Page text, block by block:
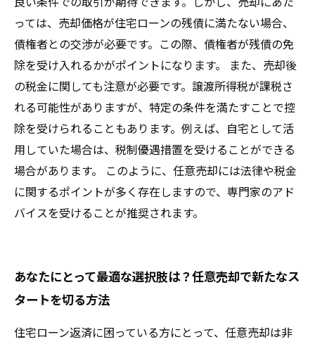
っては、売却価格が住宅ローンの残債に満たない場合、
債権者との交渉が必要です。この際、債権者が残債の免
除を受け入れるかがポイントになります。 また、売却後
の税金に関しても注意が必要です。譲渡所得税が課税さ
れる可能性がありますが、特定の条件を満たすことで控
除を受けられることもあります。例えば、自宅として活
用していた場合は、税制優遇措置を受けることができる
場合があります。 このように、任意売却には法律や税金
に関するポイントが多く存在しますので、専門家のアド
バイスを受けることが推奨されます。
あなたにとって最適な選択肢は？任意売却で新たなス
タートを切る方法
住宅ローン返済に困っている方にとって、任意売却は非